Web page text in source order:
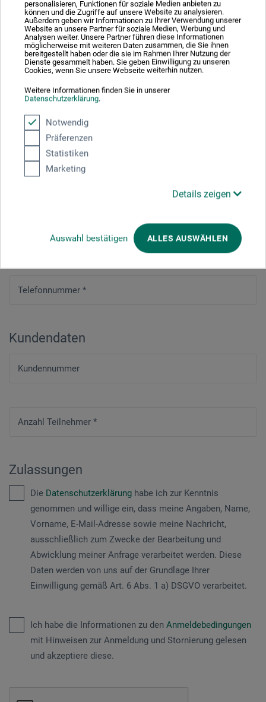
personalisieren, Funktionen für soziale Medien anbieten zu
können und die Zugriffe auf unsere Website zu analysieren.
Außerdem geben wir Informationen zu Ihrer Verwendung unserer
Website an unsere Partner für soziale Medien, Werbung und
Analysen weiter. Unsere Partner führen diese Informationen
möglicherweise mit weiteren Daten zusammen, die Sie ihnen
bereitgestellt haben oder die sie im Rahmen Ihrer Nutzung der
Dienste gesammelt haben. Sie geben Einwilligung zu unseren
Cookies, wenn Sie unsere Webseite weiterhin nutzen.
Weitere Informationen finden Sie in unserer
Datenschutzerklärung.
Notwendig
Präferenzen
Statistiken
Marketing
Details zeigen
Auswahl bestätigen ALLES AUSWÄHLEN
Hausnummer*
Adresszusatz / Firma
PLZ*
Telefonnummer *
Kundendaten
Kundennummer
Anzahl Teilnehmer *
Zulassungen
Die Datenschutzerklärung habe ich zur Kenntnis
genommen und willige ein, dass meine Angaben, Name,
Vorname, E-Mail-Adresse sowie meine Nachricht,
ausschließlich zum Zwecke der Bearbeitung und
Abwicklung meiner Anfrage verarbeitet werden. Diese
Daten werden von uns auf der Grundlage Ihrer
Einwilligung gemäß Art. 6 Abs. 1 a) DSGVO verarbeitet.
Ich habe die Informationen zu den Anmeldebedingungen
mit Hinweisen zur Anmeldung und Stornierung gelesen
und akzeptiere diese.